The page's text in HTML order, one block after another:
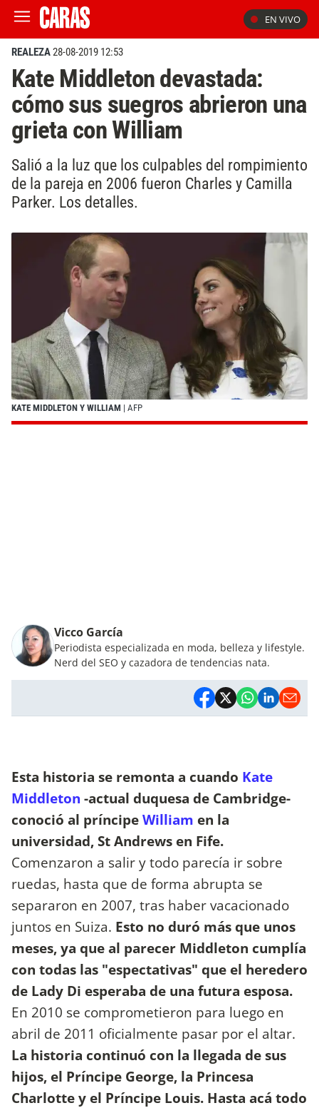
EN VIVO
REALEZA28-08-2019 12:53
Kate Middleton devastada:
cómo sus suegros abrieron una
grieta con William
Salió a la luz que los culpables del rompimiento
de la pareja en 2006 fueron Charles y Camilla
Parker. Los detalles.
KATE MIDDLETON Y WILLIAM | AFP
Vicco García
Periodista especializada en moda, belleza y lifestyle.
Nerd del SEO y cazadora de tendencias nata.
Esta historia se remonta a cuando Kate
Middleton -actual duquesa de Cambridge-
conoció al príncipeWilliam en la
universidad, St Andrews en Fife.
Comenzaron a salir y todo parecía ir sobre
ruedas, hasta que de forma abrupta se
separaron en 2007, tras haber vacacionado
juntos en Suiza. Esto no duró más que unos
meses, ya que al parecer Middleton cumplía
con todas las "espectativas" que el heredero
de Lady Di esperaba de una futura esposa.
En 2010 se comprometieron para luego en
abril de 2011 oficialmente pasar por el altar.
La historia continuó con la llegada de sus
hijos, el Príncipe George, la Princesa
Charlotte y el Príncipe Louis. Hasta acá todo